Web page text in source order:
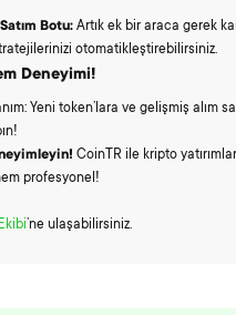
Botu: Artık ek bir araca gerek
otomatikleştirebilirsiniz.
Deneyimi!
Yeni token’lara ve gelişmiş alım
CoinTR ile kripto
profesyonel!
’ne ulaşabilirsiniz.